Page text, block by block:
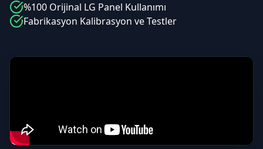
%100 Orijinal LG Panel Kullanımı
Fabrikasyon Kalibrasyon ve Testler